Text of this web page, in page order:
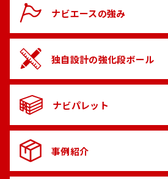
ナビエースの強み
独自設計の強化段ボール
ナビパレット
事例紹介